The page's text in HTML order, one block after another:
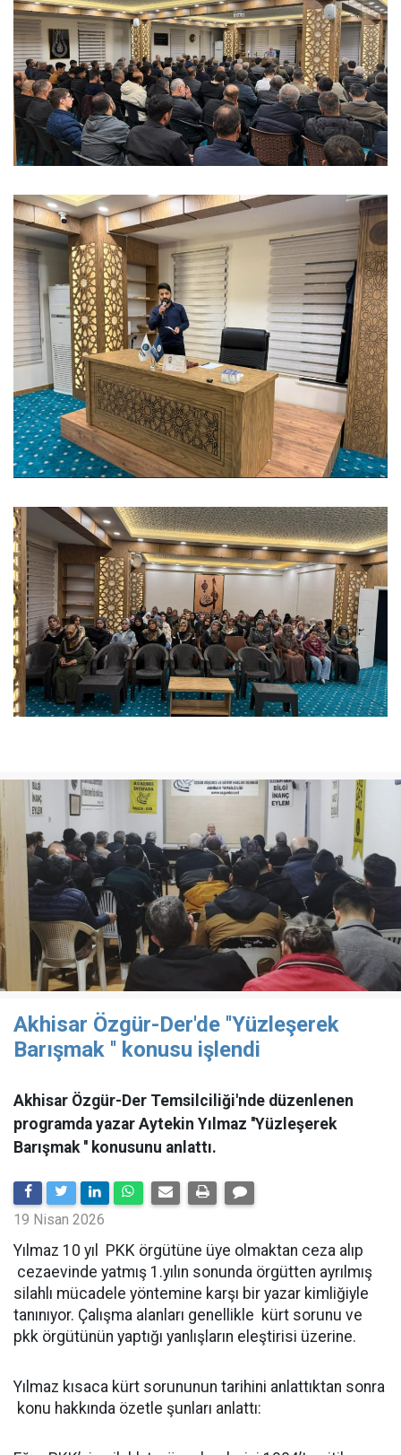
Akhisar Özgür-Der'de ''Yüzleşerek
Barışmak '' konusu işlendi
Akhisar Özgür-Der Temsilciliği'nde düzenlenen
programda yazar Aytekin Yılmaz ''Yüzleşerek
Barışmak '' konusunu anlattı.
19 Nisan 2026
Yılmaz 10 yıl PKK örgütüne üye olmaktan ceza alıp
cezaevinde yatmış 1.yılın sonunda örgütten ayrılmış
silahlı mücadele yöntemine karşı bir yazar kimliğiyle
tanınıyor. Çalışma alanları genellikle kürt sorunu ve
pkk örgütünün yaptığı yanlışların eleştirisi üzerine.
Yılmaz kısaca kürt sorununun tarihini anlattıktan sonra
konu hakkında özetle şunları anlattı: